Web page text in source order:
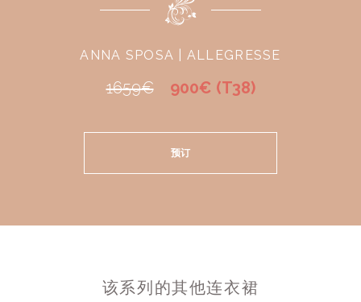
ANNA SPOSA | ALLEGRESSE
1659€ 900€ (T38)
预订
该系列的其他连衣裙